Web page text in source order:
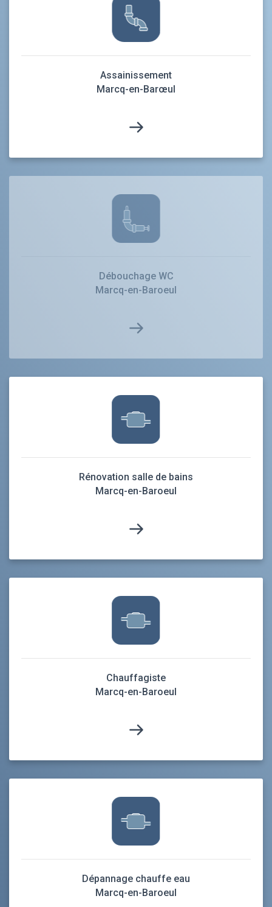
Assainissement
Marcq-en-Barœul
Débouchage WC
Marcq-en-Baroeul
Rénovation salle de bains
Marcq-en-Baroeul
Chauffagiste
Marcq-en-Baroeul
Dépannage chauffe eau
Marcq-en-Baroeul